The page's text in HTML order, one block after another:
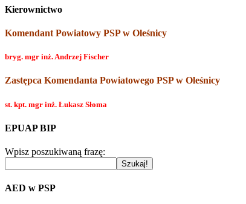
Kierownictwo
Komendant Powiatowy PSP w Oleśnicy
bryg. mgr inż. Andrzej Fischer
Zastępca Komendanta Powiatowego PSP w Oleśnicy
st. kpt. mgr inż. Łukasz Słoma
EPUAP BIP
Wpisz poszukiwaną frazę:
AED w PSP